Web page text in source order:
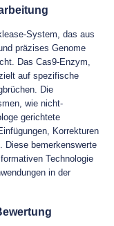
System, das aus
präzises Genome
Das Cas9-Enzym,
auf spezifische
Die
wie nicht-
gerichtete
Korrekturen
Diese bemerkenswerte
Technologie
in der